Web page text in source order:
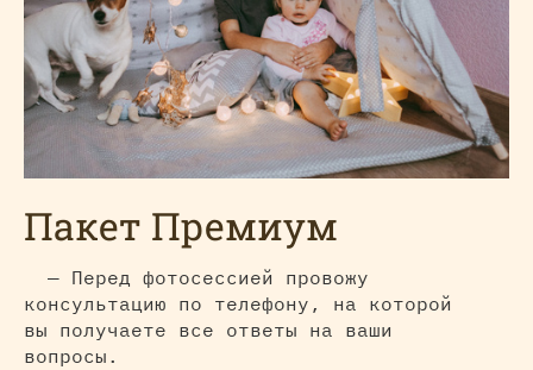
Пакет Премиум
— Перед фотосессией провожу
консультацию по телефону, на которой
вы получаете все ответы на ваши
вопросы.